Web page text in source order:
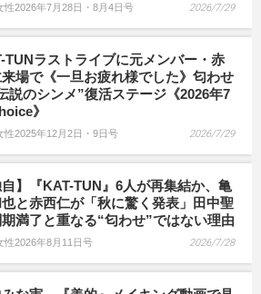
性2026年7月28日・8月4日号 2026/7/29
TUNラストライブに元メンバー・赤
場で《一旦お疲れ様でした》匂わせ
説のシンメ”復活ステージ《2026年7
》
性2025年12月2日・9日号 2026/7/29
自】『KAT-TUN』6人が再集結か、亀
と赤西仁が「秋に驚く発表」田中聖
満了と重なる“匂わせ”ではない理由
性2026年8月11日号 2026/7/28